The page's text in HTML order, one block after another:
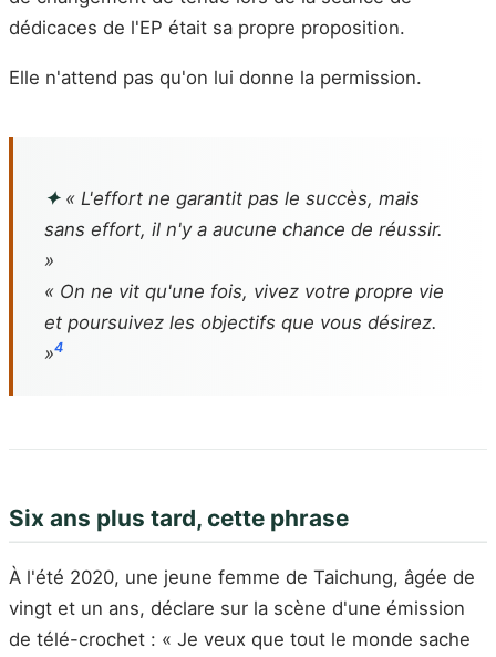
dédicaces de l'EP était sa propre proposition.
Elle n'attend pas qu'on lui donne la permission.
✦« L'effort ne garantit pas le succès, mais
sans effort, il n'y a aucune chance de réussir.
»
« On ne vit qu'une fois, vivez votre propre vie
et poursuivez les objectifs que vous désirez.
»4
Six ans plus tard, cette phrase
À l'été 2020, une jeune femme de Taichung, âgée de
vingt et un ans, déclare sur la scène d'une émission
de télé-crochet : « Je veux que tout le monde sache